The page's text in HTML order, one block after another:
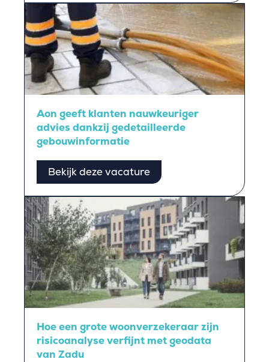
Aon geeft klanten nauwkeuriger
advies dankzij gedetailleerde
gebouwinformatie
Bekijk deze vacature
Hoe een grote woonverzekeraar zijn
risicoanalyse verfijnt met geodata
van Zadu